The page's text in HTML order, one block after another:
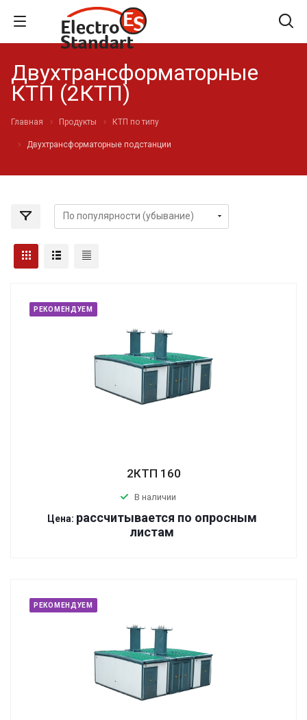
Двухтрансформаторные
КТП (2КТП)
Главная Продукты КТП по типу
Двухтрансформаторные подстанции
РЕКОМЕНДУЕМ
2КТП 160
В наличии
Цена: рассчитывается по опросным
листам
РЕКОМЕНДУЕМ